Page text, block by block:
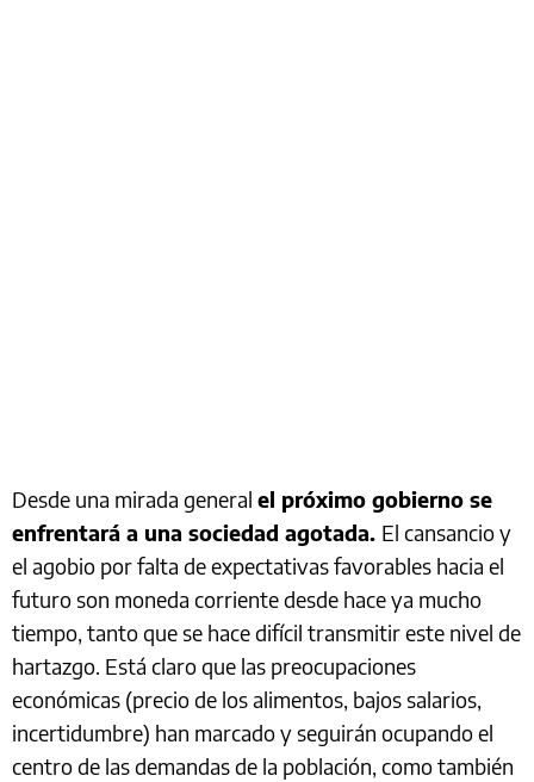
Desde una mirada general el próximo gobierno se
enfrentará a una sociedad agotada. El cansancio y
el agobio por falta de expectativas favorables hacia el
futuro son moneda corriente desde hace ya mucho
tiempo, tanto que se hace difícil transmitir este nivel de
hartazgo. Está claro que las preocupaciones
económicas (precio de los alimentos, bajos salarios,
incertidumbre) han marcado y seguirán ocupando el
centro de las demandas de la población, como también